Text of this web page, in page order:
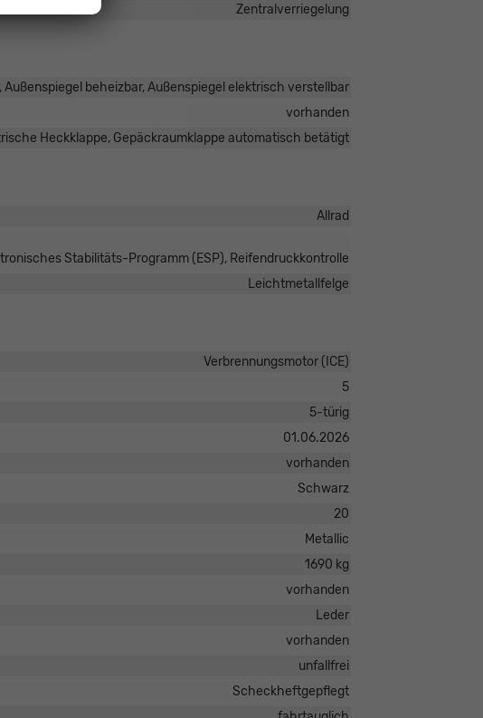
Zentralverriegelung
beheizbar, Außenspiegel elektrisch verstellbar
vorhanden
Heckklappe, Gepäckraumklappe automatisch betätigt
Allrad
Stabilitäts-Programm (ESP), Reifendruckkontrolle
Leichtmetallfelge
Verbrennungsmotor (ICE)
5
5-türig
01.06.2026
vorhanden
Schwarz
20
Metallic
1690 kg
vorhanden
Leder
vorhanden
unfallfrei
Scheckheftgepflegt